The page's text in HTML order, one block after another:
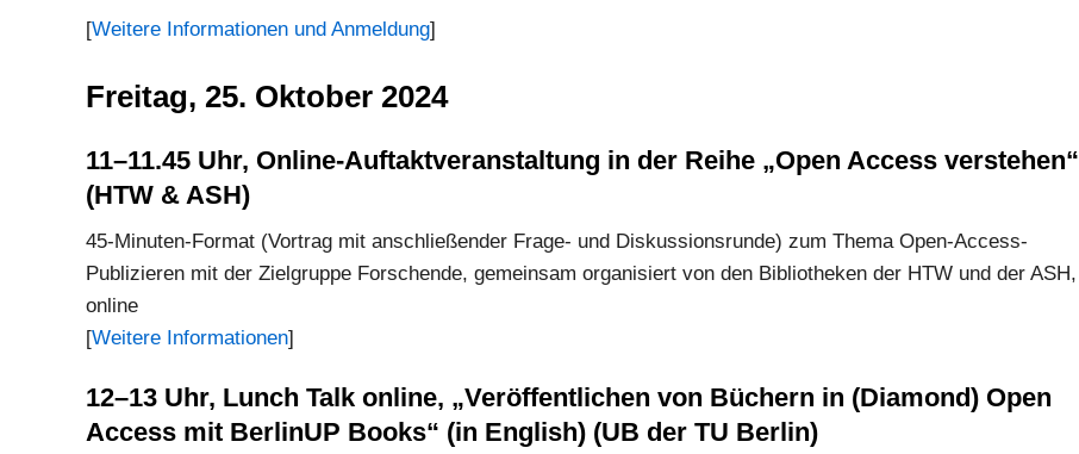
[Weitere Informationen und Anmeldung]
Freitag, 25. Oktober 2024
11–11.45 Uhr, Online-Auftaktveranstaltung in der Reihe „Open Access verstehen“
(HTW & ASH)
45-Minuten-Format (Vortrag mit anschließender Frage- und Diskussionsrunde) zum Thema Open-Access-
Publizieren mit der Zielgruppe Forschende, gemeinsam organisiert von den Bibliotheken der HTW und der ASH,
online
[Weitere Informationen]
12–13 Uhr, Lunch Talk online, „Veröffentlichen von Büchern in (Diamond) Open
Access mit BerlinUP Books“ (in English) (UB der TU Berlin)